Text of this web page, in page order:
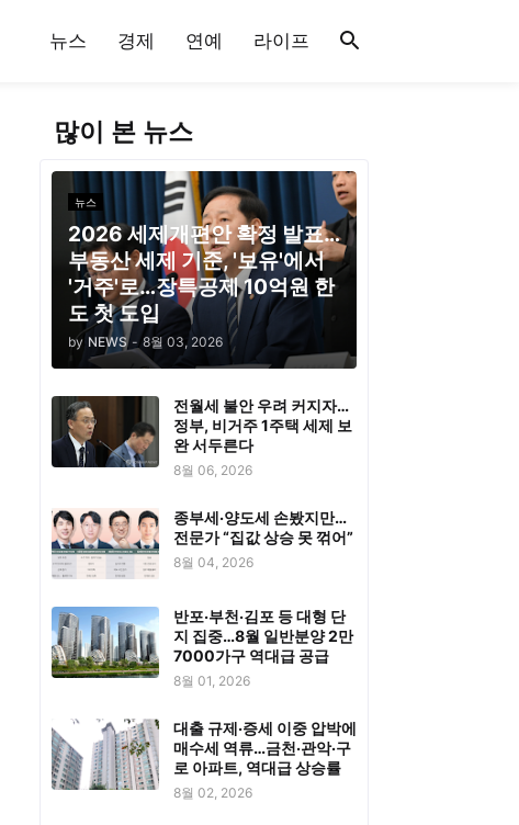
뉴스 경제 연예 라이프
많이 본 뉴스
뉴스
2026 세제개편안 확정 발표…
부동산 세제 기준, '보유'에서
'거주'로…장특공제 10억원 한
도 첫 도입
by NEWS - 8월 03, 2026
전월세 불안 우려 커지자…
정부, 비거주 1주택 세제 보
완 서두른다
8월 06, 2026
종부세·양도세 손봤지만…
전문가 “집값 상승 못 꺾어”
8월 04, 2026
반포·부천·김포 등 대형 단
지 집중…8월 일반분양 2만
7000가구 역대급 공급
8월 01, 2026
대출 규제·증세 이중 압박에
매수세 역류…금천·관악·구
로 아파트, 역대급 상승률
8월 02, 2026